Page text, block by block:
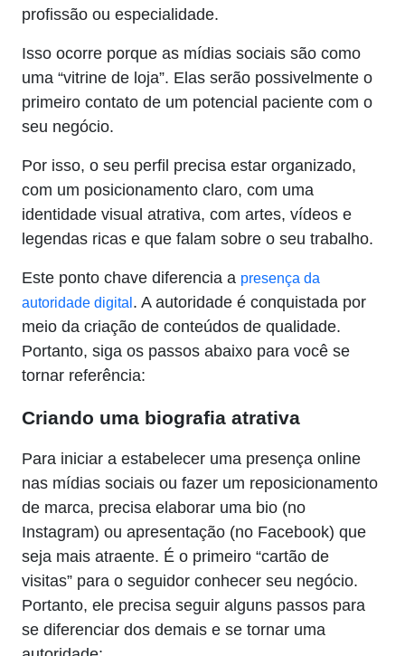
profissão ou especialidade.
Isso ocorre porque as mídias sociais são como
uma “vitrine de loja”. Elas serão possivelmente o
primeiro contato de um potencial paciente com o
seu negócio.
Por isso, o seu perfil precisa estar organizado,
com um posicionamento claro, com uma
identidade visual atrativa, com artes, vídeos e
legendas ricas e que falam sobre o seu trabalho.
Este ponto chave diferencia a presença da
autoridade digital . A autoridade é conquistada por
meio da criação de conteúdos de qualidade.
Portanto, siga os passos abaixo para você se
tornar referência:
Criando uma biografia atrativa
Para iniciar a estabelecer uma presença online
nas mídias sociais ou fazer um reposicionamento
de marca, precisa elaborar uma bio (no
Instagram) ou apresentação (no Facebook) que
seja mais atraente. É o primeiro “cartão de
visitas” para o seguidor conhecer seu negócio.
Portanto, ele precisa seguir alguns passos para
se diferenciar dos demais e se tornar uma